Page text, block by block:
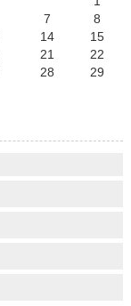
7
8
14
15
21
22
28
29